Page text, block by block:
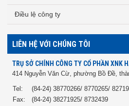
Điều lệ công ty
LIÊN HỆ VỚI CHÚNG TÔI
TRỤ SỞ CHÍNH CÔNG TY CỔ PHẦN XNK
414 Nguyễn Văn Cừ, phường Bồ Đề,
Tel:
(84-24) 38770266/ 8770265/
Fax:
(84-24) 38271925/ 8732439